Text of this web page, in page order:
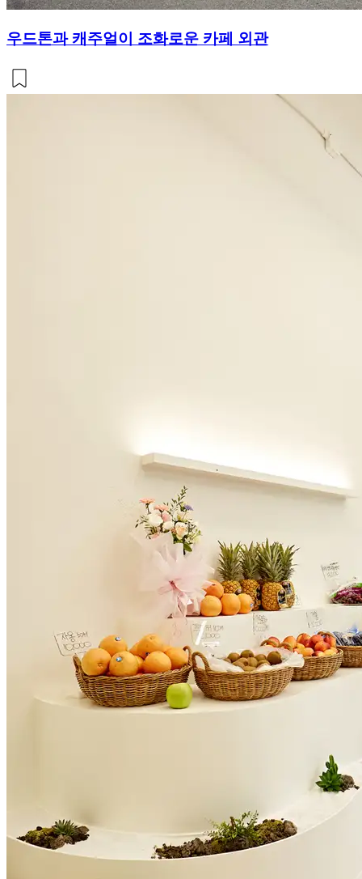
우드톤과 캐주얼이 조화로운 카페 외관